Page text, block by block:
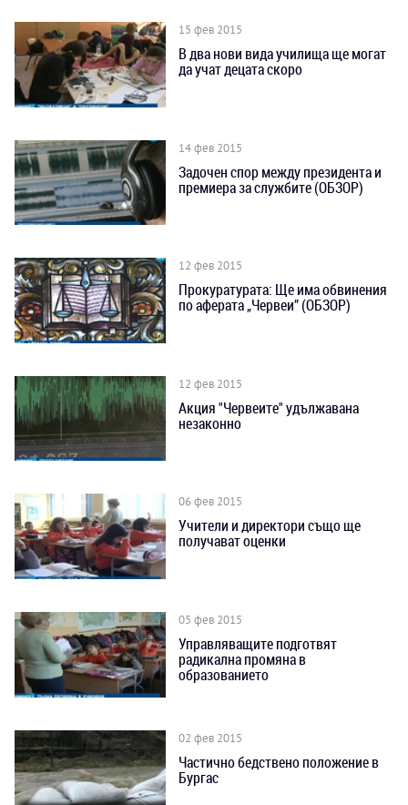
15 фев 2015
В два нови вида училища ще могат
да учат децата скоро
14 фев 2015
Задочен спор между президентa и
премиера за службите (ОБЗОР)
12 фев 2015
Прокуратурата: Ще има обвинения
по аферата „Червеи” (ОБЗОР)
12 фев 2015
Акция "Червеите" удължавана
незаконно
06 фев 2015
Учители и директори също ще
получават оценки
05 фев 2015
Управляващите подготвят
радикална промяна в
образованието
02 фев 2015
Частично бедствено положение в
Бургас